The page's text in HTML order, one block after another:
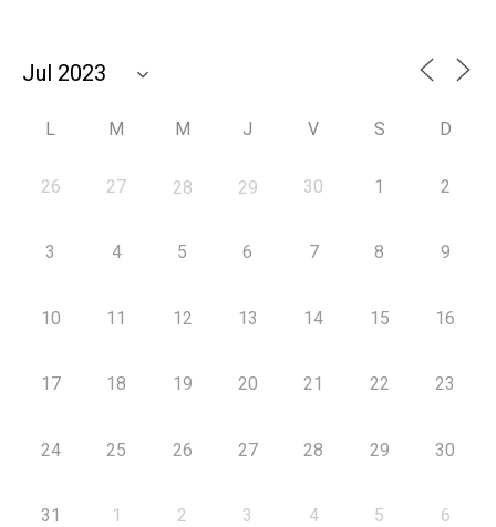
L M M J V S D
26 27 28 29 30 1 2
3 4 5 6 7 8 9
10 11 12 13 14 15 16
17 18 19 20 21 22 23
24 25 26 27 28 29 30
31 1 2 3 4 5 6